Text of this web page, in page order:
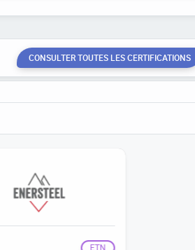
CONSULTER TOUTES LES CERTIFICATIONS
ETN